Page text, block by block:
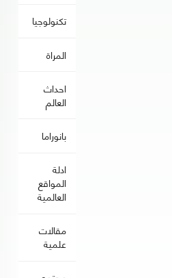
تكنولوجيا
المراة
احداث
العالم
بانوراما
ادلة
المواقع
العالمية
مقالات
علمية